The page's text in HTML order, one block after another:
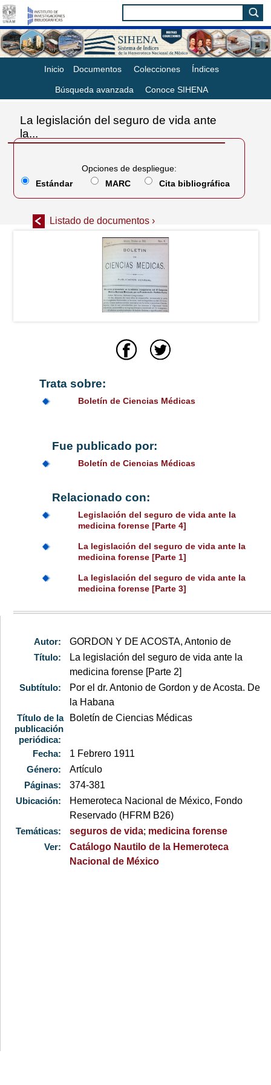
Inicio Documentos Colecciones Índices
Búsqueda avanzada Conoce SIHENA
La legislación del seguro de vida ante
la...
Listado de documentos ›
Opciones de despliegue:
Estándar
MARC Cita bibliográfica
Trata sobre:
Boletín de Ciencias Médicas
Fue publicado por:
Boletín de Ciencias Médicas
Relacionado con:
Legislación del seguro de vida ante la
medicina forense [Parte 4]
La legislación del seguro de vida ante la
medicina forense [Parte 1]
La legislación del seguro de vida ante la
medicina forense [Parte 3]
Autor:
GORDON Y DE ACOSTA, Antonio de
Título:
La legislación del seguro de vida ante la
medicina forense [Parte 2]
Subtítulo:
Por el dr. Antonio de Gordon y de Acosta. De
la Habana
Título de la
publicación
periódica:
Boletín de Ciencias Médicas
Fecha:
1 Febrero 1911
Género:
Artículo
Páginas:
374-381
Ubicación:
Hemeroteca Nacional de México, Fondo
Reservado (HFRM B26)
Temáticas:
seguros de vida; medicina forense
Ver:
Catálogo Nautilo de la Hemeroteca
Nacional de México